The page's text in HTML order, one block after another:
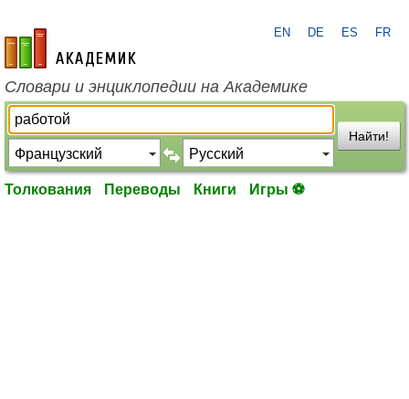
academic.ru
EN DE ES FR
Словари и энциклопедии на Академике
Найти!
Толкования Переводы Книги Игры ⚽